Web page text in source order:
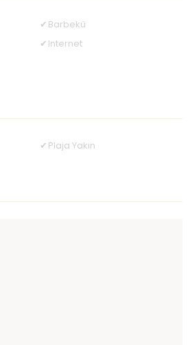
Barbekü
Internet
Plaja Yakın